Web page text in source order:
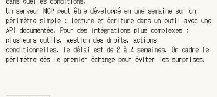
Un serveur MCP peut être développé en une semaine sur un
périmètre simple : lecture et écriture dans un outil avec une
API documentée. Pour des intégrations plus complexes :
plusieurs outils, gestion des droits, actions
conditionnelles, le délai est de 2 à 4 semaines. On cadre le
périmètre dès le premier échange pour éviter les surprises.